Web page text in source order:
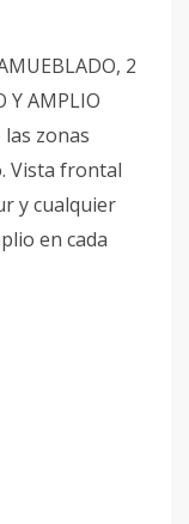
2
Y AMPLIO
zonas
Vista frontal
y cualquier
en cada